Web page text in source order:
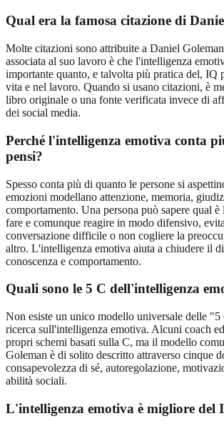
Qual era la famosa citazione di
Molte citazioni sono attribuite a Daniel
associata al suo lavoro è che l'intelligenza
importante quanto, e talvolta più pratica del, IQ
vita e nel lavoro. Quando si usano citazioni, è
libro originale o una fonte verificata invece di
dei social media.
Perché l'intelligenza emotiva conta
pensi?
Spesso conta più di quanto le persone si
emozioni modellano attenzione, memoria,
comportamento. Una persona può sapere qual è
fare e comunque reagire in modo difensivo,
conversazione difficile o non cogliere la
altro. L'intelligenza emotiva aiuta a chiudere il
conoscenza e comportamento.
Quali sono le 5 C dell'intelligenza
Non esiste un unico modello universale delle "5
ricerca sull'intelligenza emotiva. Alcuni coach
propri schemi basati sulla C, ma il modello
Goleman è di solito descritto attraverso cinque
consapevolezza di sé, autoregolazione,
abilità sociali.
L'intelligenza emotiva è migliore del